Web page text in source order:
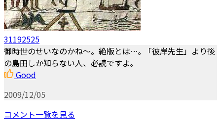
31192525
御時世のせいなのかね～。絶版とは…｡ 「彼岸先生」より後
の島田しか知らない人、必読ですよ｡
Good
2009/12/05
コメント一覧を見る